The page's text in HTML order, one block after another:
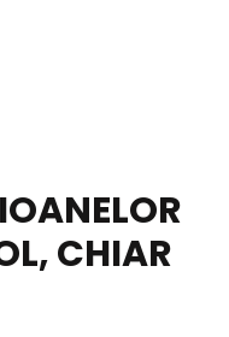
CHIAR